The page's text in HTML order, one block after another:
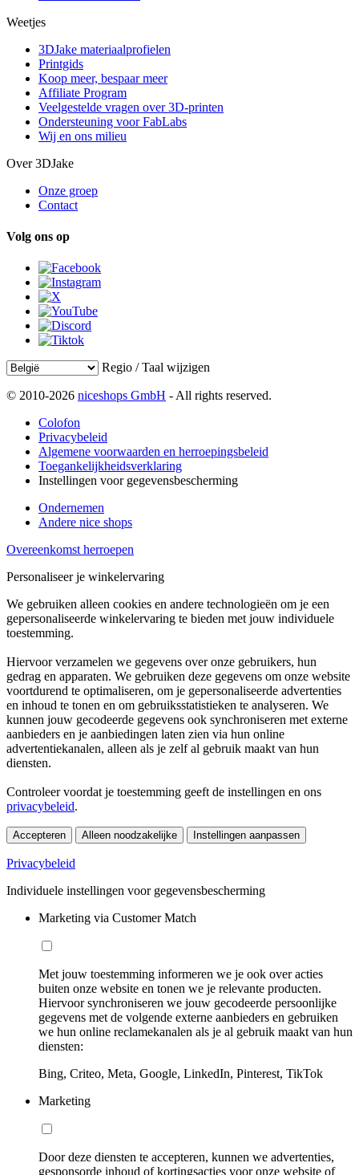
Weetjes
3DJake materiaalprofielen
Printgids
Koop meer, bespaar meer
Affiliate Program
Veelgestelde vragen over 3D-printen
Ondersteuning voor FabLabs
Wij en ons milieu
Over 3DJake
Onze groep
Contact
Volg ons op
Regio / Taal wijzigen
© 2010-2026 niceshops GmbH - All rights reserved.
Colofon
Privacybeleid
Algemene voorwaarden en herroepingsbeleid
Toegankelijkheidsverklaring
Instellingen voor gegevensbescherming
Ondernemen
Andere nice shops
Overeenkomst herroepen
Personaliseer je winkelervaring
We gebruiken alleen cookies en andere technologieën om je een
gepersonaliseerde winkelervaring te bieden met jouw individuele
toestemming.
Hiervoor verzamelen we gegevens over onze gebruikers, hun
gedrag en apparaten. We gebruiken deze gegevens om onze website
voortdurend te optimaliseren, om je gepersonaliseerde advertenties
en inhoud te tonen en om gebruiksstatistieken te analyseren. We
kunnen jouw gecodeerde gegevens ook synchroniseren met externe
aanbieders en je aanbiedingen laten zien via hun online
advertentiekanalen, alleen als je zelf al gebruik maakt van hun
diensten.
Controleer voordat je toestemming geeft de instellingen en ons
privacybeleid.
Accepteren Alleen noodzakelijke Instellingen aanpassen
Privacybeleid
Individuele instellingen voor gegevensbescherming
Marketing via Customer Match
Met jouw toestemming informeren we je ook over acties
buiten onze website en tonen we je relevante producten.
Hiervoor synchroniseren we jouw gecodeerde persoonlijke
gegevens met de volgende externe aanbieders en gebruiken
we hun online reclamekanalen als je al gebruik maakt van hun
diensten:
Bing, Criteo, Meta, Google, LinkedIn, Pinterest, TikTok
Marketing
Door deze diensten te accepteren, kunnen we advertenties,
gesponsorde inhoud of kortingsacties voor onze website of